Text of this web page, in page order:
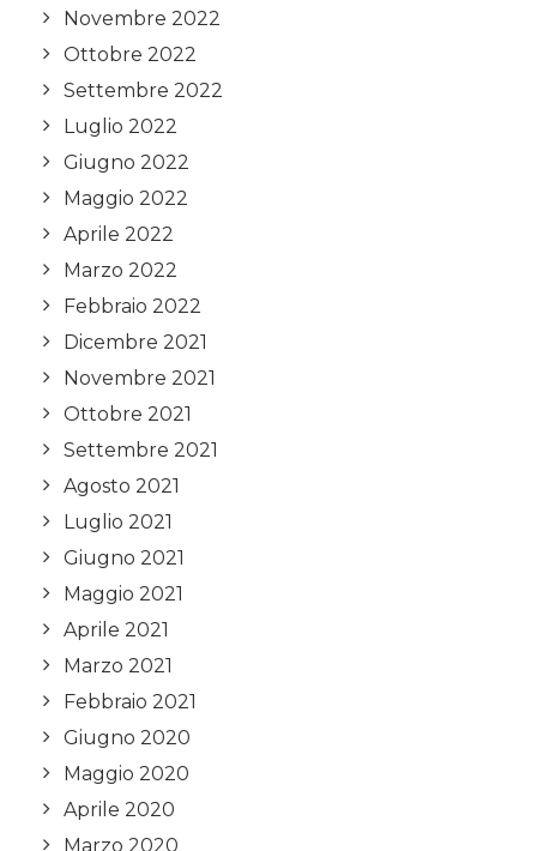
Novembre 2022
Ottobre 2022
Settembre 2022
Luglio 2022
Giugno 2022
Maggio 2022
Aprile 2022
Marzo 2022
Febbraio 2022
Dicembre 2021
Novembre 2021
Ottobre 2021
Settembre 2021
Agosto 2021
Luglio 2021
Giugno 2021
Maggio 2021
Aprile 2021
Marzo 2021
Febbraio 2021
Giugno 2020
Maggio 2020
Aprile 2020
Marzo 2020